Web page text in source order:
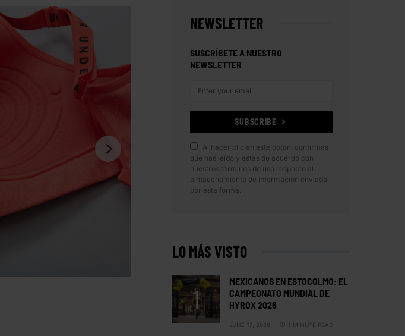
NEWSLETTER
SUSCRÍBETE A NUESTRO
NEWSLETTER
SUBSCRIBE
Al hacer clic en este botón, confirmas
que has leído y estas de acuerdo con
nuestros términos de uso respecto al
almacenamiento de información enviada
por esta forma.
LO MÁS VISTO
MEXICANOS EN ESTOCOLMO: EL
CAMPEONATO MUNDIAL DE
HYROX 2026
JUNE 17, 2026 1 MINUTE READ